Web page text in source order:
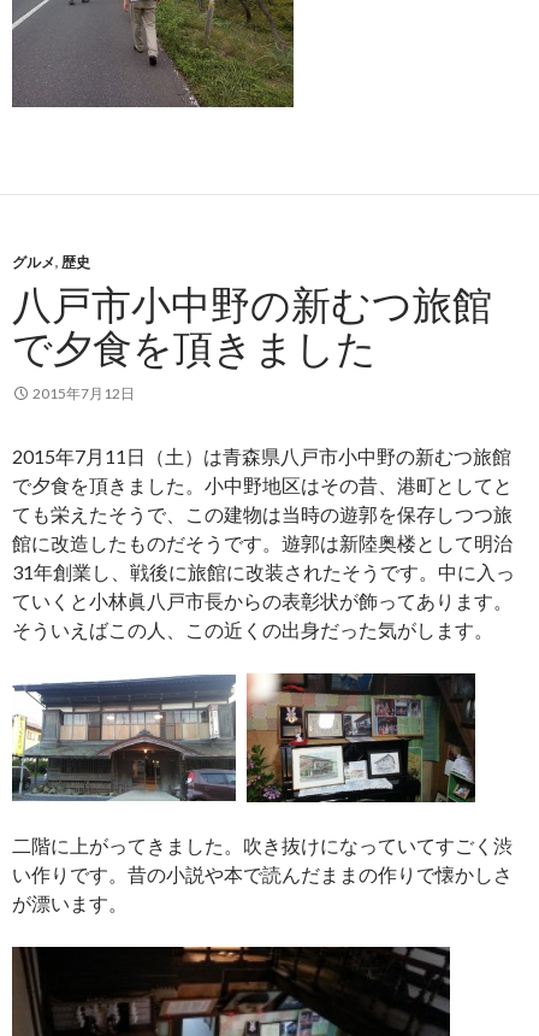
グルメ, 歴史
八戸市小中野の新むつ旅館
で夕食を頂きました
2015年7月12日
2015年7月11日（土）は青森県八戸市小中野の新むつ旅館
で夕食を頂きました。小中野地区はその昔、港町としてと
ても栄えたそうで、この建物は当時の遊郭を保存しつつ旅
館に改造したものだそうです。遊郭は新陸奥楼として明治
31年創業し、戦後に旅館に改装されたそうです。中に入っ
ていくと小林眞八戸市長からの表彰状が飾ってあります。
そういえばこの人、この近くの出身だった気がします。
二階に上がってきました。吹き抜けになっていてすごく渋
い作りです。昔の小説や本で読んだままの作りで懐かしさ
が漂います。